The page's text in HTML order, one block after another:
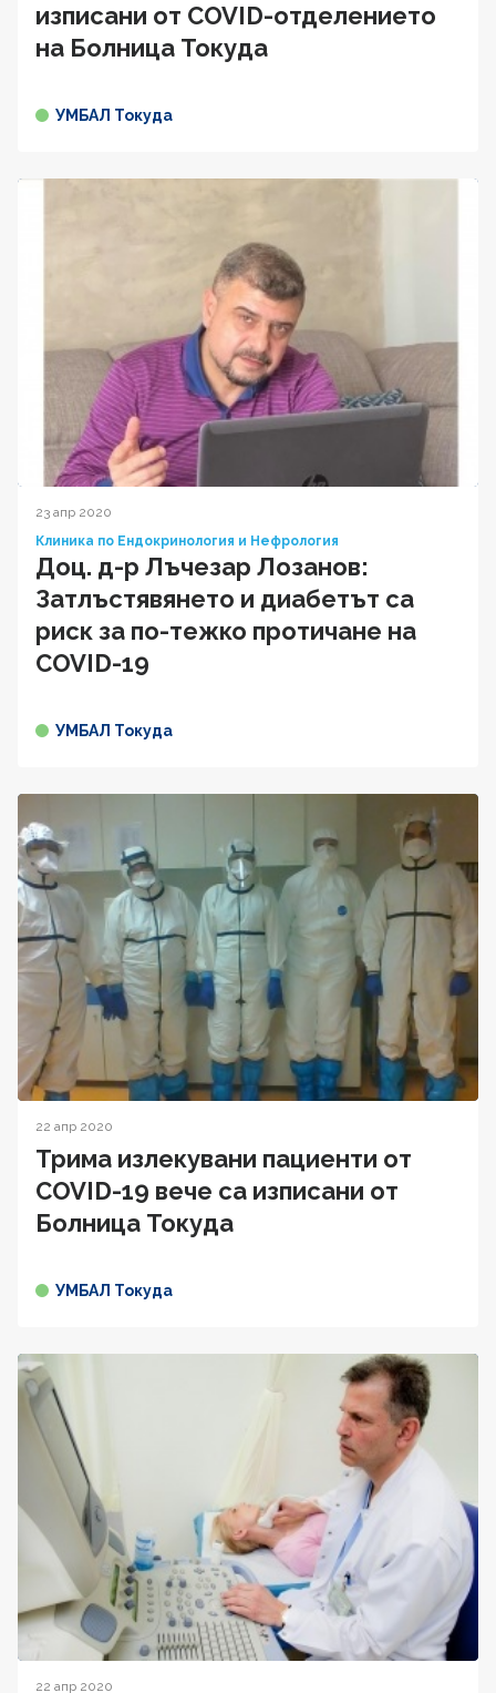
изписани от COVID-отделението
на Болница Токуда
УМБАЛ Токуда
23 апр 2020
Клиника по Ендокринология и Нефрология
Доц. д-р Лъчезар Лозанов:
Затлъстявянето и диабетът са
риск за по-тежко протичане на
COVID-19
УМБАЛ Токуда
22 апр 2020
Трима излекувани пациенти от
COVID-19 вече са изписани от
Болница Токуда
УМБАЛ Токуда
22 апр 2020